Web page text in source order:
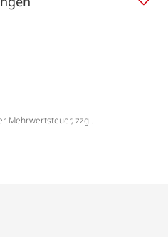
Mehrwertsteuer, zzgl.